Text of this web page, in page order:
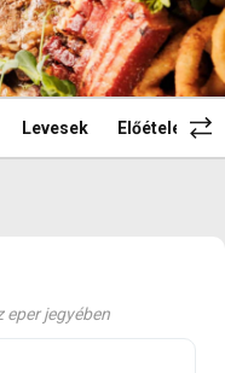
Levesek Előételek,
eper jegyében